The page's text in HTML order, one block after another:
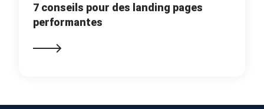
7 conseils pour des landing pages
performantes